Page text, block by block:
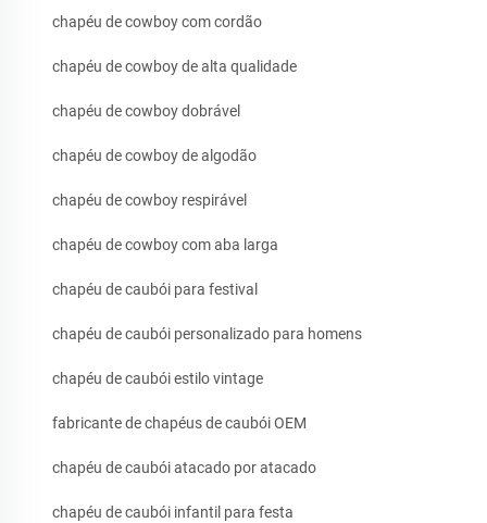
chapéu de cowboy com cordão
chapéu de cowboy de alta qualidade
chapéu de cowboy dobrável
chapéu de cowboy de algodão
chapéu de cowboy respirável
chapéu de cowboy com aba larga
chapéu de caubói para festival
chapéu de caubói personalizado para homens
chapéu de caubói estilo vintage
fabricante de chapéus de caubói OEM
chapéu de caubói atacado por atacado
chapéu de caubói infantil para festa